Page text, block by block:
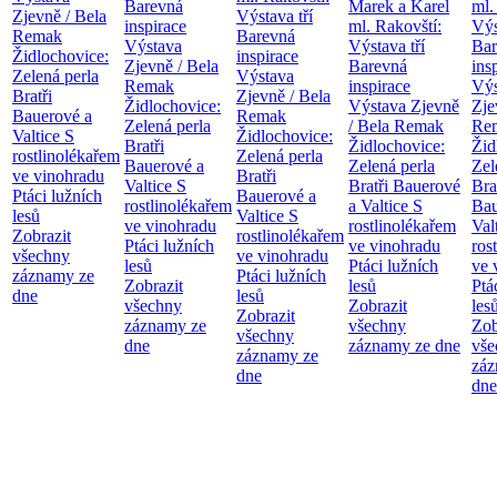
Zjevně / Bela
Remak
Židlochovice:
Zelená perla
Bratři
Bauerové a
Valtice S
rostlinolékařem
ve vinohradu
Ptáci lužních
lesů
Zobrazit
všechny
záznamy ze
dne
Barevná
inspirace
Výstava
Zjevně / Bela
Remak
Židlochovice:
Zelená perla
Bratři
Bauerové a
Valtice S
rostlinolékařem
ve vinohradu
Ptáci lužních
lesů
Zobrazit
všechny
záznamy ze
dne
Výstava tří
Barevná
inspirace
Výstava
Zjevně / Bela
Remak
Židlochovice:
Zelená perla
Bratři
Bauerové a
Valtice S
rostlinolékařem
ve vinohradu
Ptáci lužních
lesů
Zobrazit
všechny
záznamy ze
dne
Marek a Karel
ml. Rakovští:
Výstava tří
Barevná
inspirace
Výstava Zjevně
/ Bela Remak
Židlochovice:
Zelená perla
Bratři Bauerové
a Valtice S
rostlinolékařem
ve vinohradu
Ptáci lužních
lesů
Zobrazit
všechny
záznamy ze dne
ml.
ve
dne